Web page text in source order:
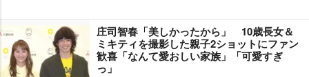
庄司智春「美しかったから」 10歳長女＆
ミキティを撮影した親子2ショットにファン
歓喜「なんて愛おしい家族」「可愛すぎ
っ」